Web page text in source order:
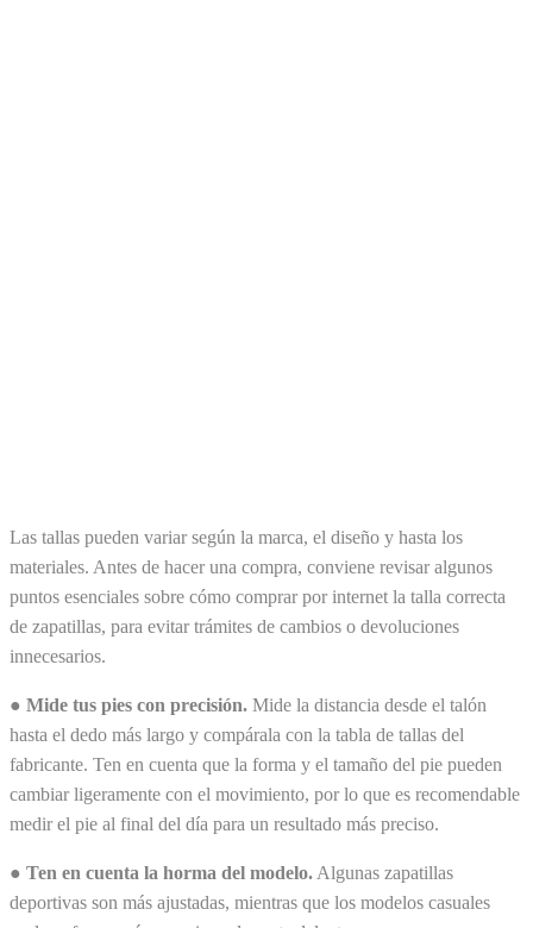
Las tallas pueden variar según la marca, el diseño y hasta los
materiales. Antes de hacer una compra, conviene revisar algunos
puntos esenciales sobre cómo comprar por internet la talla correcta
de zapatillas, para evitar trámites de cambios o devoluciones
innecesarios.
● Mide tus pies con precisión. Mide la distancia desde el talón
hasta el dedo más largo y compárala con la tabla de tallas del
fabricante. Ten en cuenta que la forma y el tamaño del pie pueden
cambiar ligeramente con el movimiento, por lo que es recomendable
medir el pie al final del día para un resultado más preciso.
● Ten en cuenta la horma del modelo. Algunas zapatillas
deportivas son más ajustadas, mientras que los modelos casuales